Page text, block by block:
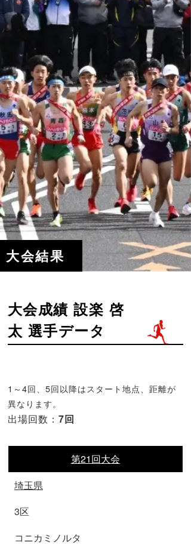
大会結果
大会成績 設楽 啓
太 選手データ
1～4回、5回以降はスタート地点、距離が
異なります。
出場回数： 7回
第21回大会
埼玉県
3区
コニカミノルタ